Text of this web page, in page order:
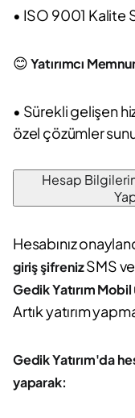
• ISO 9001 Kalite
😊Yatırımcı
• Sürekli gelişen
özel çözümler
Hesap
Hesabınız
giriş şifrenizSMS
Gedik Yatırım Mobil
Artık yatırım
Gedik Yatırım'da
yaparak: